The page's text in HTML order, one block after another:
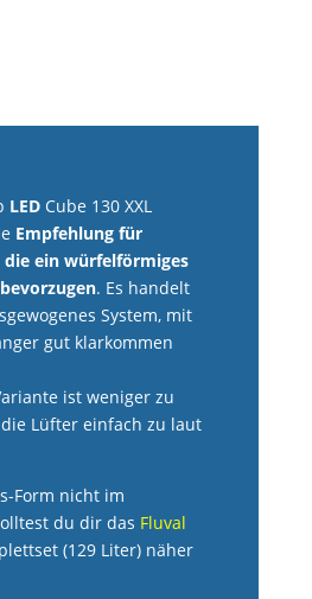
LEDCube 130 XXL
Empfehlung für
ein würfelförmiges
. Es handelt
System, mit
gut klarkommen
ist weniger zu
Lüfter einfach zu laut
Form nicht im
du dir das Fluval
(129 Liter) näher